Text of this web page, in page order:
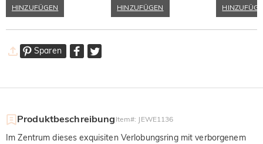
HINZUFÜGEN HINZUFÜGEN
Sparen
Produktbeschreibung Item#: JEWE1136
Im Zentrum dieses exquisiten Verlobungsring mit verborgenem